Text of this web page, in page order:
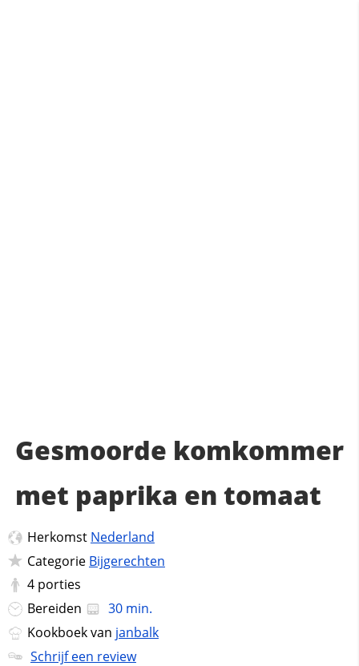
Gesmoorde komkommer
met paprika en tomaat
Herkomst Nederland
Categorie Bijgerechten
4 porties
Bereiden
30 min.
Kookboek van janbalk
Schrijf een review